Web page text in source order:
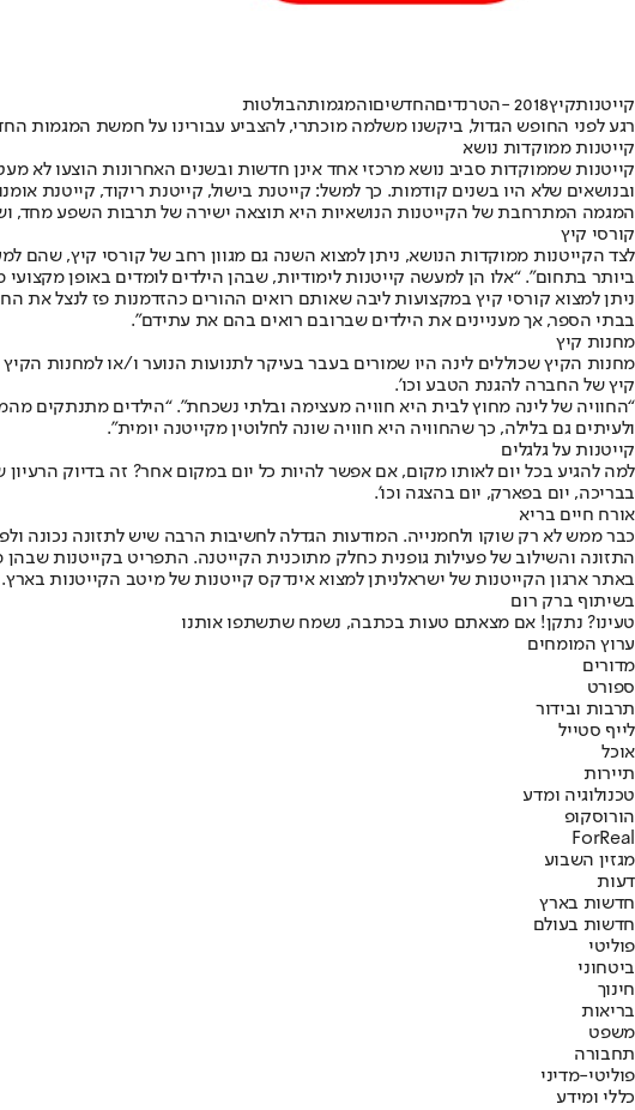
קייטנותקיץ2018 - הטרנדיםהחדשיםוהמגמותהבולטות
רגע לפני החופש הגדול, ביקשנו משלמה מוכתרי, להצביע עבורינו על חמשת המגמות
קייטנות ממוקדות נושא
קייטנות שממוקדות סביב נושא מרכזי אחד אינן חדשות ובשנים האחרונות הוצעו לא
ובנושאים שלא היו בשנים קודמות. כך למשל: קייטנת בישול, קייטנת ריקוד, קייטנת
המגמה המתרחבת של הקייטנות הנושאיות היא תוצאה ישירה של תרבות השפע מחד, ושל
קורסי קיץ
לצד הקייטנות ממוקדות הנושא, ניתן למצוא השנה גם מגוון רחב של קורסי קיץ, שהם
ביותר בתחום”. “אלו הן למעשה קייטנות לימודיות, שבהן הילדים לומדים באופן
ניתן למצוא קורסי קיץ במקצועות ליבה שאותם רואים ההורים כהזדמנות פז לנצל את
בבתי הספר, אך מעניינים את הילדים שברובם רואים בהם את עתידם”.
מחנות קיץ
מחנות הקיץ שכוללים לינה היו שמורים בעבר בעיקר לתנועות הנוער ו/או למחנות
קיץ של החברה להגנת הטבע וכו’.
“החוויה של לינה מחוץ לבית היא חוויה מעצימה ובלתי נשכחת”. “הילדים מתנתקים
ולעיתים גם בלילה, כך שהחוויה היא חוויה שונה לחלוטין מקייטנה יומית”.
קייטנות על גלגלים
למה להגיע בכל יום לאותו מקום, אם אפשר להיות כל יום במקום אחר? זה בדיוק הרעיון
בבריכה, יום בפארק, יום בהצגה וכו’.
אורח חיים בריא
כבר ממש לא רק שוקו ולחמנייה. המודעות הגדלה לחשיבות הרבה שיש לתזונה נכונה
התזונה והשילוב של פעילות גופנית כחלק מתוכנית הקייטנה. התפריט בקייטנות
באתר ארגון הקייטנות של ישראלניתן למצוא אינדקס קייטנות של מיטב הקייטנות בארץ.
בשיתוף ברק רום
טעינו? נתקן! אם מצאתם טעות בכתבה, נשמח שתשתפו אותנו
ערוץ המומחים
מדורים
ספורט
תרבות ובידור
לייף סטייל
אוכל
תיירות
טכנולוגיה ומדע
הורוסקופ
ForReal
מגזין השבוע
דעות
חדשות בארץ
חדשות בעולם
פוליטי
ביטחוני
חינוך
בריאות
משפט
תחבורה
פוליטי-מדיני
כללי ומידע